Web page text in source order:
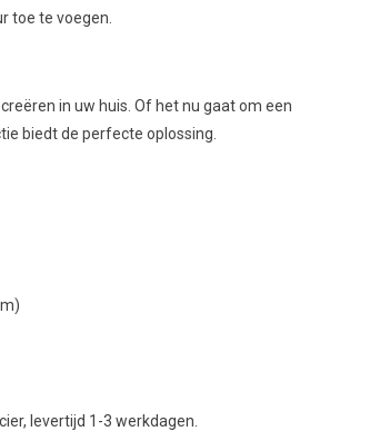
toe te voegen.
in uw huis. Of het nu gaat om een
biedt de perfecte oplossing.
levertijd 1-3 werkdagen.